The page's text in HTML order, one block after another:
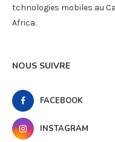
tchnologies mobiles au
Africa.
NOUS SUIVRE
FACEBOOK
INSTAGRAM